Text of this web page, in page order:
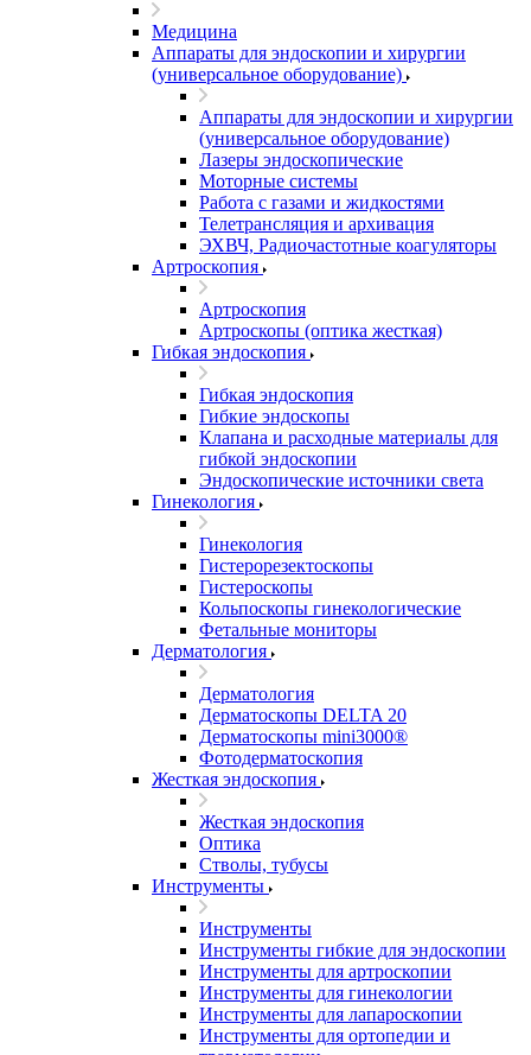
Медицина
Аппараты для эндоскопии и хирургии
(универсальное оборудование)
Аппараты для эндоскопии и хирургии
(универсальное оборудование)
Лазеры эндоскопические
Моторные системы
Работа с газами и жидкостями
Телетрансляция и архивация
ЭХВЧ, Радиочастотные коагуляторы
Артроскопия
Артроскопия
Артроскопы (оптика жесткая)
Гибкая эндоскопия
Гибкая эндоскопия
Гибкие эндоскопы
Клапана и расходные материалы для
гибкой эндоскопии
Эндоскопические источники света
Гинекология
Гинекология
Гистерорезектоскопы
Гистероскопы
Кольпоскопы гинекологические
Фетальные мониторы
Дерматология
Дерматология
Дерматоскопы DELTA 20
Дерматоскопы mini3000®
Фотодерматоскопия
Жесткая эндоскопия
Жесткая эндоскопия
Оптика
Стволы, тубусы
Инструменты
Инструменты
Инструменты гибкие для эндоскопии
Инструменты для артроскопии
Инструменты для гинекологии
Инструменты для лапароскопии
Инструменты для ортопедии и